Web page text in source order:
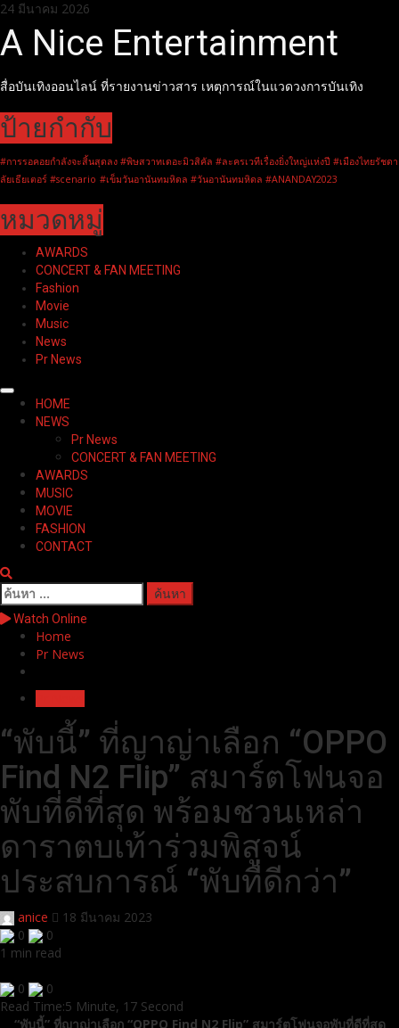
Skip
to
content
24 มีนาคม 2026
A Nice Entertainment
สื่อบันเทิงออนไลน์ ที่รายงานข่าวสาร เหตุการณ์ในแวดวงการบันเทิง
ป้ายกำกับ
#การรอคอยกำลังจะสิ้นสุดลง #พิษสวาทเดอะมิวสิคัล #ละครเวทีเรื่องยิ่งใหญ่แห่งปี #เมืองไทยรัชดา
ลัยเธียเตอร์ #scenario #เข็มวันอานันทมหิดล #วันอานันทมหิดล #ANANDAY2023
หมวดหมู่
AWARDS
CONCERT & FAN MEETING
Fashion
Movie
Music
News
Pr News
Primary
Menu
HOME
NEWS
Pr News
CONCERT & FAN MEETING
AWARDS
MUSIC
MOVIE
FASHION
CONTACT
ค้นหา
สำหรับ:
Watch Online
Home
Pr News
“พับนี้” ที่ญาญ่าเลือก “OPPO
Find N2 Flip” สมาร์ตโฟนจอ
พับที่ดีที่สุด พร้อมชวนเหล่า
ดาราตบเท้าร่วมพิสูจน์
ประสบการณ์ “พับที่ดีกว่า”
anice
18 มีนาคม 2023
0
0
1 min read
0
0
Read Time:5 Minute, 17 Second
“พับนี้” ที่ญาญ่าเลือก “OPPO Find N2Flip” สมาร์ตโฟนจอพับที่ดีที่สุด